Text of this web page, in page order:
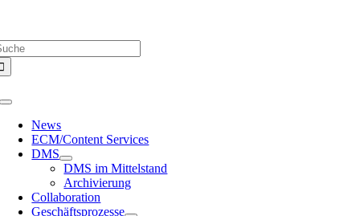
springen
Toggle
Navigation
News
ECM/Content Services
DMS
DMS im Mittelstand
Archivierung
Collaboration
Geschäftsprozesse